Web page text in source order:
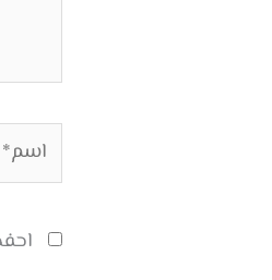
اسم*